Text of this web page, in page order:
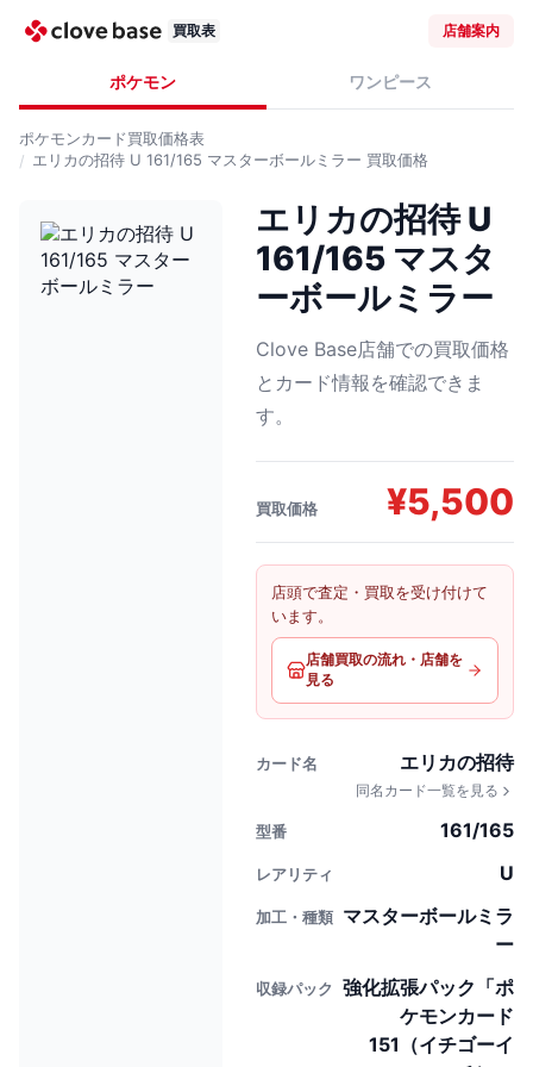
買取表 店舗案内
ポケモン ワンピース
ポケモンカード買取価格表
エリカの招待 U 161/165 マスターボールミラー 買取価格
エリカの招待 U
161/165 マスタ
ーボールミラー
Clove Base店舗での買取価格
とカード情報を確認できま
す。
買取価格 ¥5,500
店頭で査定・買取を受け付けて
います。
店舗買取の流れ・店舗を
見る
カード名 エリカの招待
同名カード一覧を見る
型番 161/165
レアリティ U
加工・種類 マスターボールミラ
ー
収録パック
強化拡張パック「ポ
ケモンカード
151（イチゴーイ